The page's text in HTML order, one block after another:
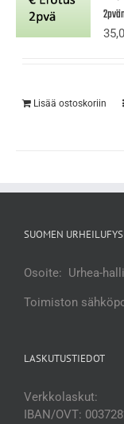
Lisää ostoskoriin
SUOMEN
Osoite: Urhea-
Toimiston
LASKUTUSTIEDOT
Verkkolaskut:
IBAN/OVT: